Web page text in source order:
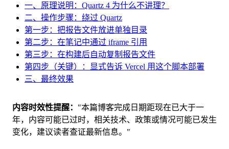
一、原理说明：Quartz 4 为什么不讲理？
二、操作步骤：绕过 Quartz
第一步：把报告文件放进单独目录
第二步：在笔记中通过 iframe 引用
第三步：在构建后自动复制报告文件
第四步（关键）：显式告诉 Vercel 用这个脚本部署
三、最终效果
内容时效性提醒
"本篇博客完成日期距现在已大于一
年，内容可能已过时，相关技术、政策或情况可能已发生
变化，建议读者查证最新信息。"